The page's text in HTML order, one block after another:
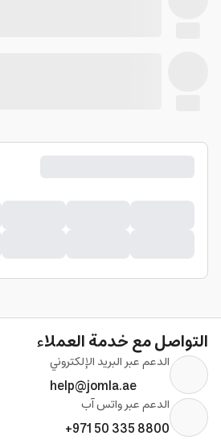
التواصل مع خدمة العملاء
الدعم عبر البريد الإلكتروني
help@jomla.ae
الدعم عبر واتس آب
+971 50 335 8800